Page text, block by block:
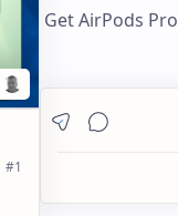
Get AirPods